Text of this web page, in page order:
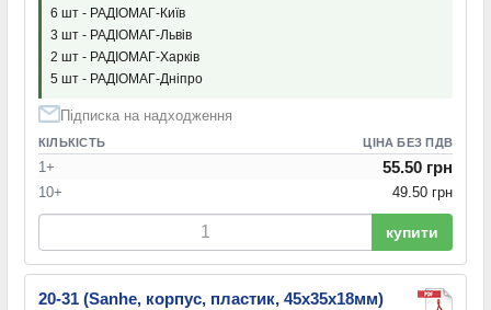
6 шт - РАДІОМАГ-Київ
3 шт - РАДІОМАГ-Львів
2 шт - РАДІОМАГ-Харків
5 шт - РАДІОМАГ-Дніпро
Підписка на надходження
КІЛЬКІСТЬ ЦІНА БЕЗ ПДВ
1+ 55.50 грн
10+ 49.50 грн
купити
20-31 (Sanhe, корпус, пластик, 45х35х18мм)